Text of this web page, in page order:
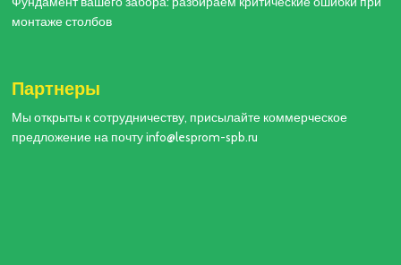
монтаже столбов
Партнеры
Мы открыты к сотрудничеству, присылайте коммерческое
предложение на почту info@lesprom-spb.ru